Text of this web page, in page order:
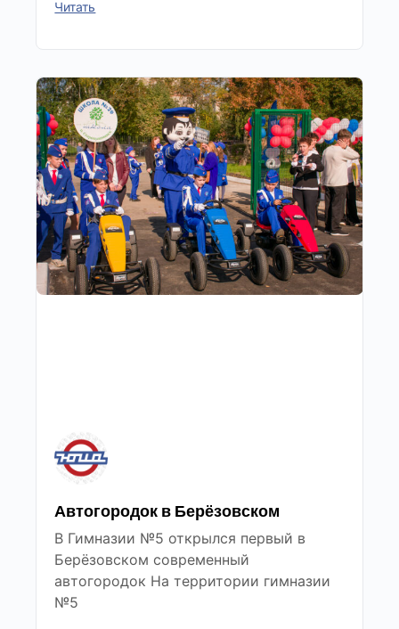
Читать
Автогородок в Берёзовском
В Гимназии №5 открылся первый в
Берёзовском современный
автогородок На территории гимназии
№5